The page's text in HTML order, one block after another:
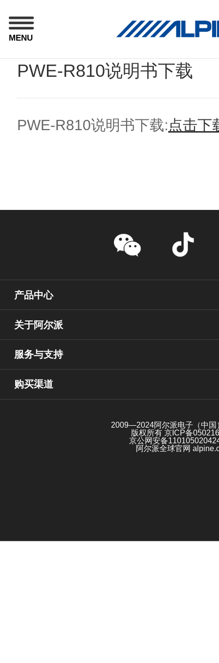
MENU
PWE-R810说明书下载
PWE-R810说明书下载:点击下
产品中心
关于阿尔派
服务与支持
购买渠道
2009—2024阿尔派电子（中国
版权所有 京ICP备
京公网安备
阿尔派全球官网